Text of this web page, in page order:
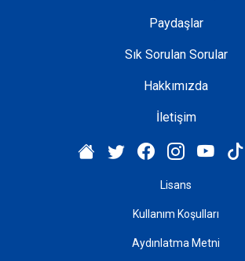
Paydaşlar
Sık Sorulan Sorular
Hakkımızda
İletişim
Lisans
Kullanım Koşulları
Aydınlatma Metni